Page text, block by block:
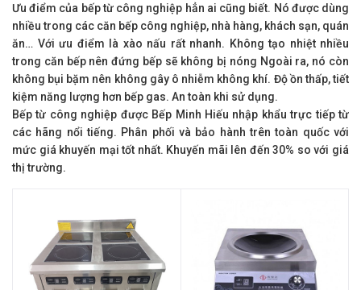
Ưu điểm của bếp từ công nghiệp hẳn ai cũng biết. Nó được dùng
nhiều trong các căn bếp công nghiệp, nhà hàng, khách sạn, quán
ăn… Với ưu điểm là xào nấu rất nhanh. Không tạo nhiệt nhiều
trong căn bếp nên đứng bếp sẽ không bị nóng Ngoài ra, nó còn
không bụi bặm nên không gây ô nhiễm không khí. Độ ồn thấp, tiết
kiệm năng lượng hơn bếp gas. An toàn khi sử dụng.
Bếp từ công nghiệp được Bếp Minh Hiếu nhập khẩu trực tiếp từ
các hãng nổi tiếng. Phân phối và bảo hành trên toàn quốc với
mức giá khuyến mại tốt nhất. Khuyến mãi lên đến 30% so với giá
thị trường.